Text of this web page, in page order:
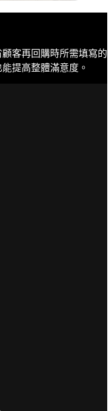
客再回購時所需填寫的
提高整體滿意度。